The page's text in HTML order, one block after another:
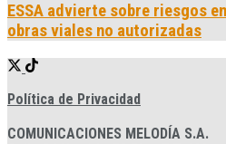
ESSA advierte sobre riesgos
obras viales no autorizadas
Política de Privacidad
COMUNICACIONES MELODÍA S.A.